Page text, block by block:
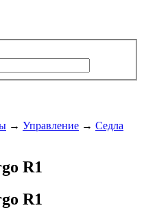
→ Управление → Седла
R1
R1